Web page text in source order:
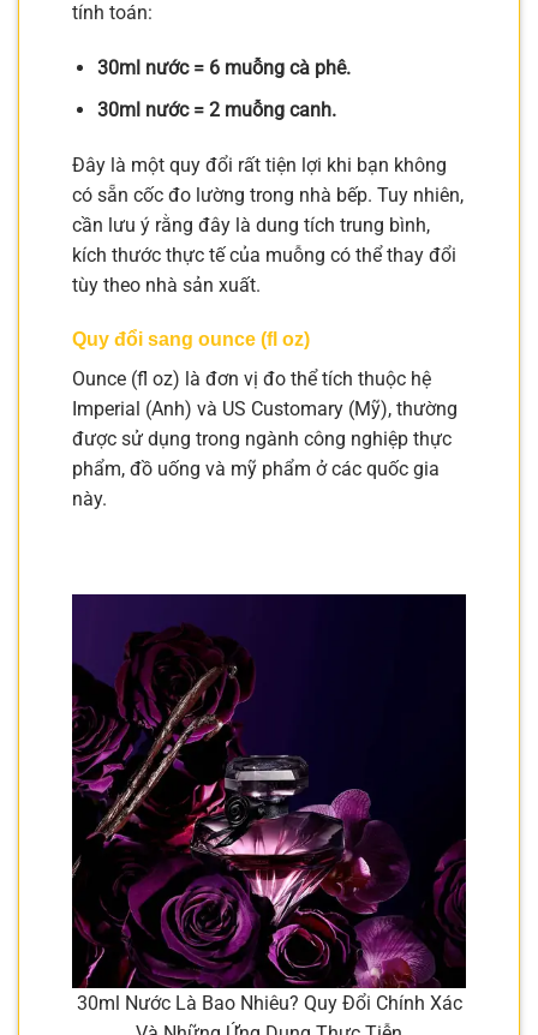
tính toán:
30ml nước = 6 muỗng cà phê.
30ml nước = 2 muỗng canh.
Đây là một quy đổi rất tiện lợi khi bạn không
có sẵn cốc đo lường trong nhà bếp. Tuy nhiên,
cần lưu ý rằng đây là dung tích trung bình,
kích thước thực tế của muỗng có thể thay đổi
tùy theo nhà sản xuất.
Quy đổi sang ounce (fl oz)
Ounce (fl oz) là đơn vị đo thể tích thuộc hệ
Imperial (Anh) và US Customary (Mỹ), thường
được sử dụng trong ngành công nghiệp thực
phẩm, đồ uống và mỹ phẩm ở các quốc gia
này.
30ml Nước Là Bao Nhiêu? Quy Đổi Chính Xác